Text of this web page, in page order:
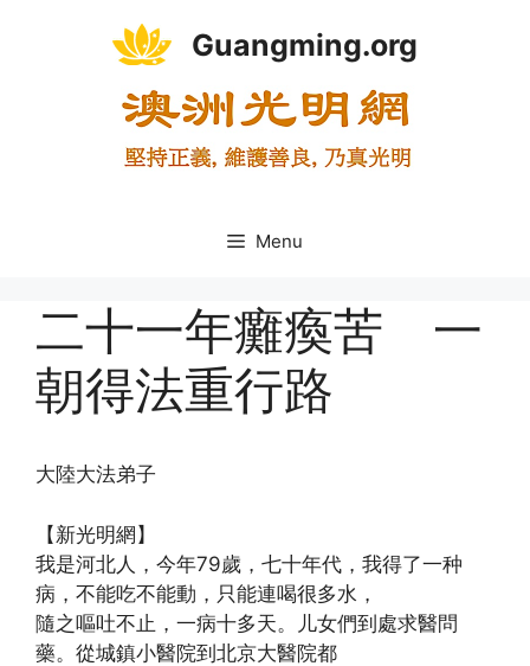
Guangming.org
Menu
二十一年癱瘓苦 一
朝得法重行路
大陸大法弟子
【新光明網】
我是河北人，今年79歲，七十年代，我得了一种
病，不能吃不能動，只能連喝很多水，
隨之嘔吐不止，一病十多天。儿女們到處求醫問
藥。從城鎮小醫院到北京大醫院都